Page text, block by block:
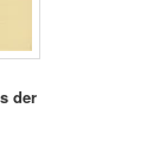
der